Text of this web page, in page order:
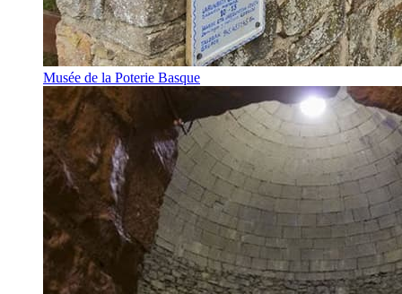
Musée de la Poterie Basque